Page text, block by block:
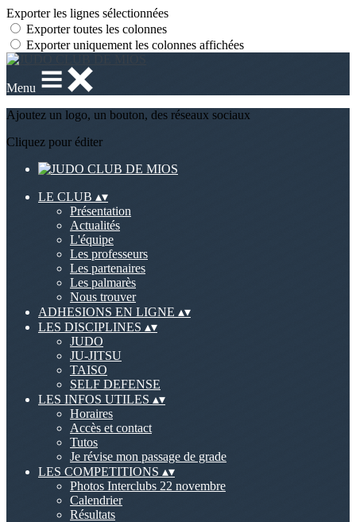
Exporter les lignes sélectionnées
Exporter toutes les colonnes
Exporter uniquement les colonnes affichées
Menu
Ajoutez un logo, un bouton, des réseaux sociaux
Cliquez pour éditer
LE CLUB ▴▾
Présentation
Actualités
L'équipe
Les professeurs
Les partenaires
Les palmarès
Nous trouver
ADHESIONS EN LIGNE ▴▾
LES DISCIPLINES ▴▾
JUDO
JU-JITSU
TAISO
SELF DEFENSE
LES INFOS UTILES ▴▾
Horaires
Accès et contact
Tutos
Je révise mon passage de grade
LES COMPETITIONS ▴▾
Photos Interclubs 22 novembre
Calendrier
Résultats